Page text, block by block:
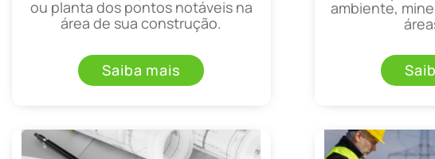
ou planta dos pontos notáveis na
área de sua construção.
Saiba mais
ambiente,